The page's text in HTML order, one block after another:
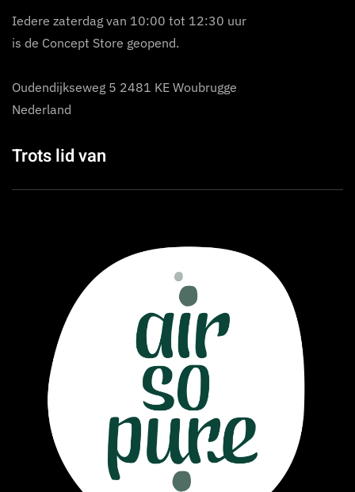
Iedere zaterdag van 10:00 tot 12:30 uur
is de Concept Store geopend.
Oudendijkseweg 5 2481 KE Woubrugge
Nederland
Trots lid van